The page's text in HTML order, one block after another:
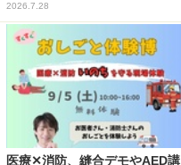
2026.7.28
医療✕消防、縫合デモやAED講